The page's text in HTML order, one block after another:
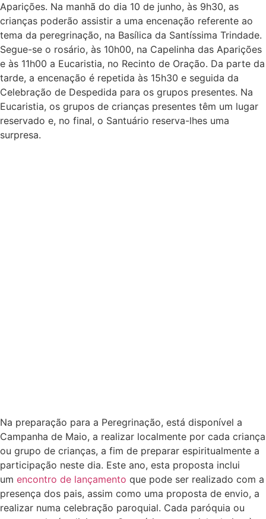
Aparições. Na manhã do dia 10 de junho, às 9h30, as
crianças poderão assistir a uma encenação referente ao
tema da peregrinação, na Basílica da Santíssima Trindade.
Segue-se o rosário, às 10h00, na Capelinha das Aparições
e às 11h00 a Eucaristia, no Recinto de Oração. Da parte da
tarde, a encenação é repetida às 15h30 e seguida da
Celebração de Despedida para os grupos presentes. Na
Eucaristia, os grupos de crianças presentes têm um lugar
reservado e, no final, o Santuário reserva-lhes uma
surpresa.
Na preparação para a Peregrinação, está disponível a
Campanha de Maio, a realizar localmente por cada criança
ou grupo de crianças, a fim de preparar espiritualmente a
participação neste dia. Este ano, esta proposta inclui
um encontro de lançamento que pode ser realizado com a
presença dos pais, assim como uma proposta de envio, a
realizar numa celebração paroquial. Cada paróquia ou